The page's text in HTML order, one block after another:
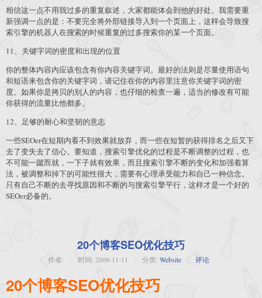
相信这一点不用我过多的重复叙述，大家都能体会到他的好处。我需要重
新强调一点的是：不要完全将外部链接导入到一个页面上，这样会导致搜
索引擎的机器人在搜索的时候重复的过多搜索你的某一个页面。
11、关键字词的密度和出现的位置
你的整体内容内应该包含有你内容关键字词。最好的法则是尽量使用语句
和短语来包含你的关键字词，请记住在你的内容里注意你关键字词的密
度。如果你是拷贝的别人的内容，也仔细的检查一遍，适当的修改有可能
你获得的流量比他都多。
12、足够的耐心和坚韧的意志
一些SEOer在短期内看不到效果就放弃，而一些在短暂的获得排名之后又下
去了变失去了信心。要知道，搜索引擎优化的过程是不断调整的过程，也
不可能一蹴而就，一下子就有效果，而且搜索引擎不断的变化和加强着算
法，被调整和掉下的可能性很大，需要有心理承受能力和自己一种信念。
只有自己不断的去寻找原因和不断的与搜索引擎平行，这样才是一个好的
SEOer必备的。
20个博客SEO优化技巧
作者: 时间: 2009-11-11 分类: Website 评论
20个博客SEO优化技巧